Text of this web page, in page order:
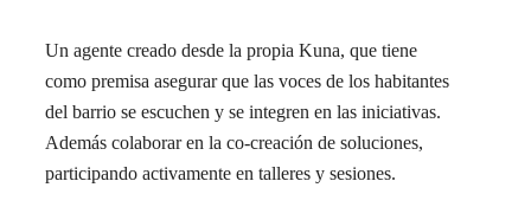
Un agente creado desde la propia Kuna, que tiene
como premisa asegurar que las voces de los habitantes
del barrio se escuchen y se integren en las iniciativas.
Además colaborar en la co-creación de soluciones,
participando activamente en talleres y sesiones.